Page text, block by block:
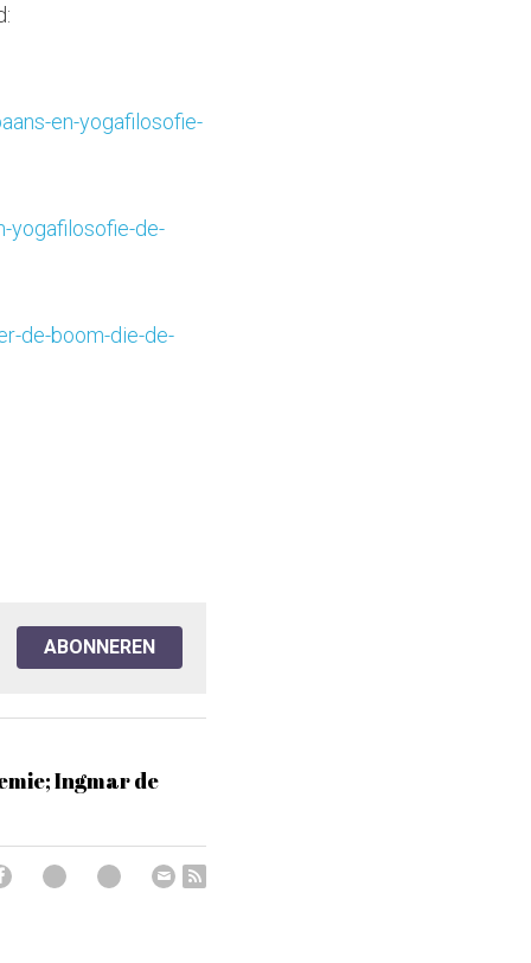
en-yogafilosofie-
yogafilosofie-de-
de-boom-die-de-
ABONNEREN
Ingmar de